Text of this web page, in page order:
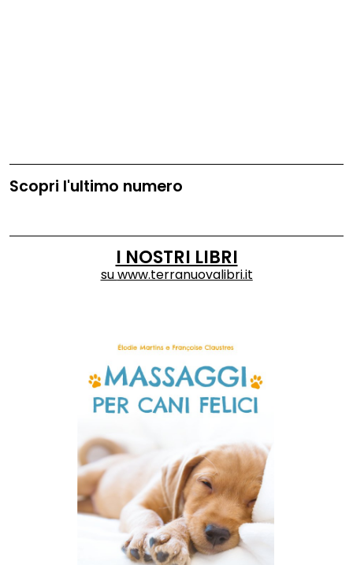
Scopri l'ultimo numero
I NOSTRI LIBRI
suwww.terranuovalibri.it